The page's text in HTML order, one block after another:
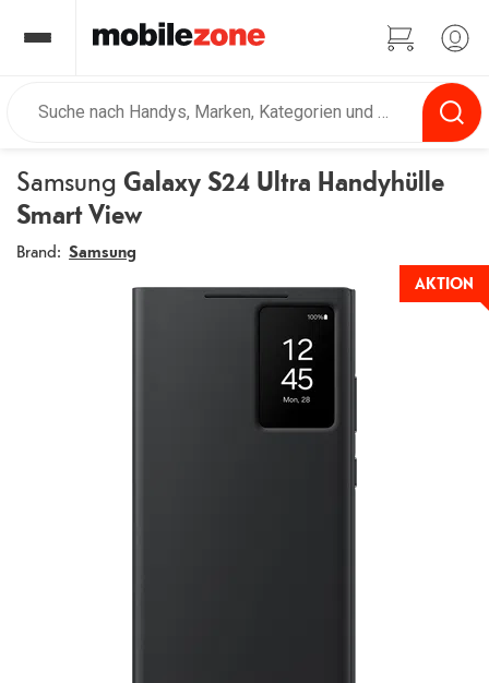
Samsung Galaxy S24 Ultra Handyhülle
Smart View
Brand: Samsung
AKTION